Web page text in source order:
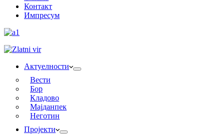
Контакт
Импресум
Актуелности
Вести
Бор
Кладово
Мајданпек
Неготин
Пројекти